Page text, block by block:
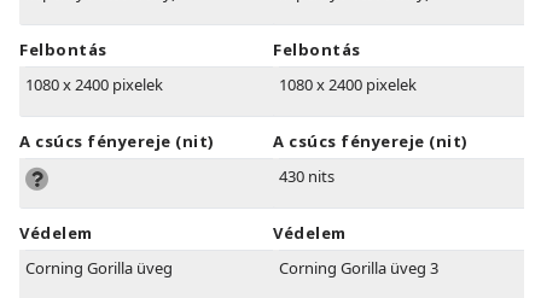
Felbontás
1080 x 2400 pixelek
A csúcs fényereje (nit)
Védelem
Corning Gorilla üveg
Felbontás
1080 x 2400 pixelek
A csúcs fényereje (nit)
430 nits
Védelem
Corning Gorilla üveg 3